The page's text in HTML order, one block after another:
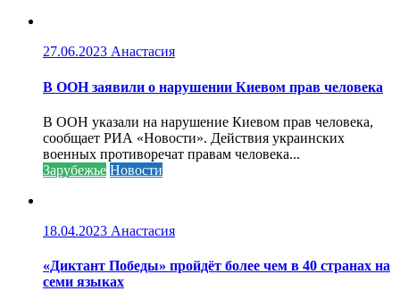
27.06.2023 Анастасия
В ООН заявили о нарушении Киевом прав человека
В ООН указали на нарушение Киевом прав человека,
сообщает РИА «Новости». Действия украинских
военных противоречат правам человека...
Зарубежье Новости
18.04.2023 Анастасия
«Диктант Победы» пройдёт более чем в 40 странах на
семи языках